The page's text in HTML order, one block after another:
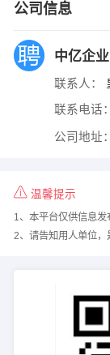
公司信息
中亿企
联系人：
联系电话：
公司地址：
温馨提示
1、本平台仅供信息发
2、请告知用人单位，